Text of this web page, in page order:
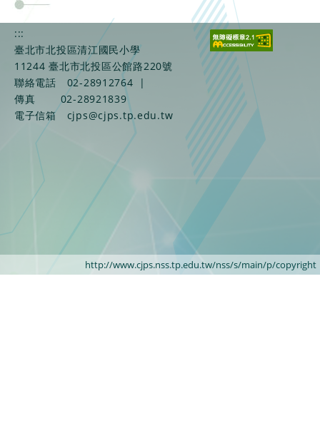
:::
臺北市北投區清江國民小學
11244 臺北市北投區公館路220號
聯絡電話
02-28912764
|
傳真
02-28921839
電子信箱
cjps@cjps.tp.edu.tw
http://www.cjps.nss.tp.edu.tw/nss/s/main/p/copyright